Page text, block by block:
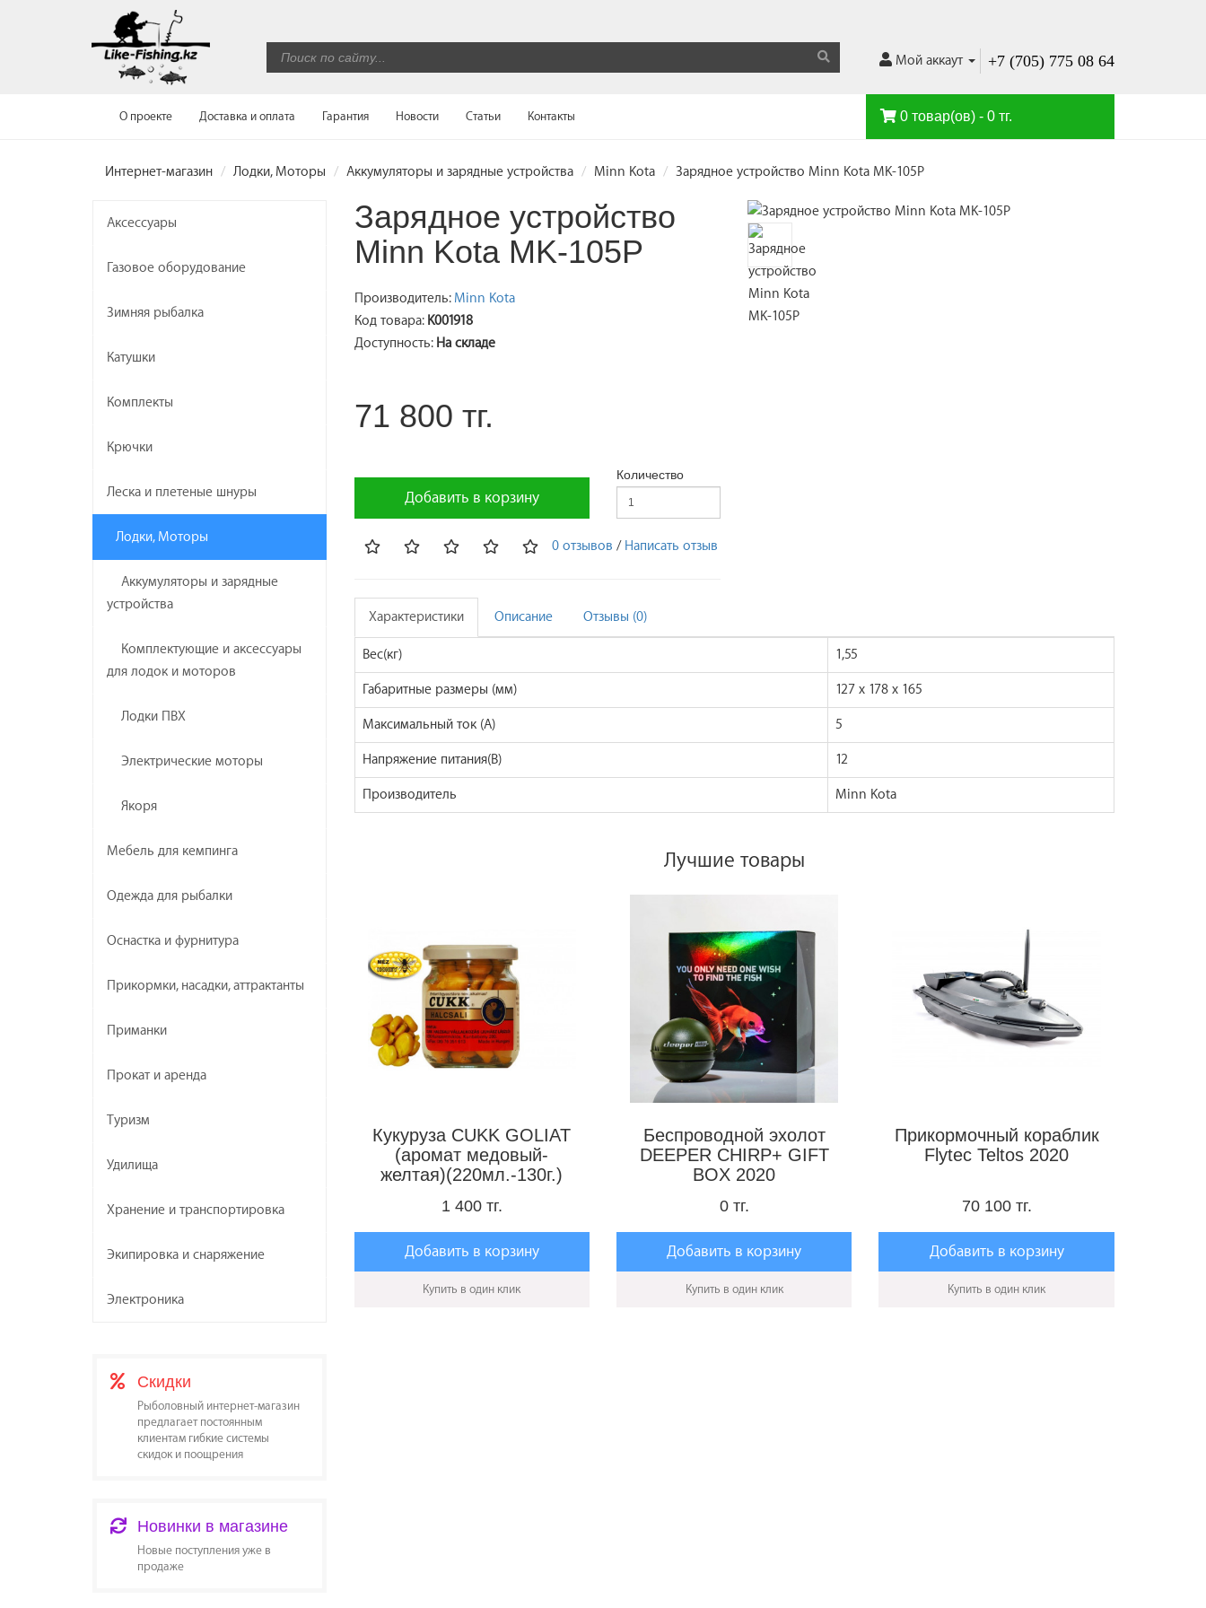
Мой аккаут +7 (705) 775 08 64
О проекте Доставка и оплата Гарантия Новости Статьи Контакты 0 товар(ов) - 0 тг.
Интернет-магазин Лодки, Моторы Аккумуляторы и зарядные устройства Minn Kota Зарядное устройство Minn Kota MK-105P
Аксессуары
Газовое оборудование
Зимняя рыбалка
Катушки
Комплекты
Крючки
Леска и плетеные шнуры
Лодки, Моторы
Аккумуляторы и зарядные
устройства
Комплектующие и аксессуары
для лодок и моторов
Лодки ПВХ
Электрические моторы
Якоря
Мебель для кемпинга
Одежда для рыбалки
Оснастка и фурнитура
Прикормки, насадки, аттрактанты
Приманки
Прокат и аренда
Туризм
Удилища
Хранение и транспортировка
Экипировка и снаряжение
Электроника
Скидки
Рыболовный интернет-магазин
предлагает постоянным
клиентам гибкие системы
скидок и поощрения
Новинки в магазине
Новые поступления уже в
продаже
Зарядное устройство
Minn Kota MK-105P
Производитель: Minn Kota
Код товара: K001918
Доступность: На складе
71 800 тг.
Добавить в корзину
Количество
0 отзывов / Написать отзыв
Характеристики Описание Отзывы (0)
Вес(кг) 1,55
Габаритные размеры (мм) 127 х 178 х 165
Максимальный ток (A) 5
Напряжение питания(В) 12
Производитель Minn Kota
Лучшие товары
Кукуруза CUKK GOLIAT
(аромат медовый-
желтая)(220мл.-130г.)
1 400 тг.
Добавить в корзину
Купить в один клик
Беспроводной эхолот
DEEPER CHIRP+ GIFT
BOX 2020
0 тг.
Добавить в корзину
Купить в один клик
Прикормочный кораблик
Flytec Teltos 2020
70 100 тг.
Добавить в корзину
Купить в один клик